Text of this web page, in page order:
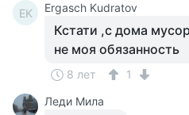
EK Ergasch Kudratov
Кстати ,с дома
не моя обязанность
8 лет
1
Леди Мила